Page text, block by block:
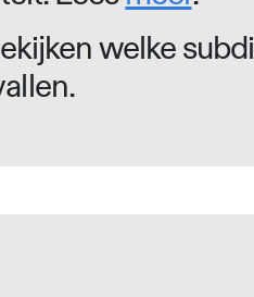
welke